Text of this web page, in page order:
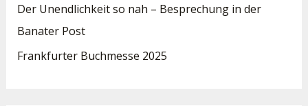
Der Unendlichkeit so nah – Besprechung in der
Banater Post
Frankfurter Buchmesse 2025